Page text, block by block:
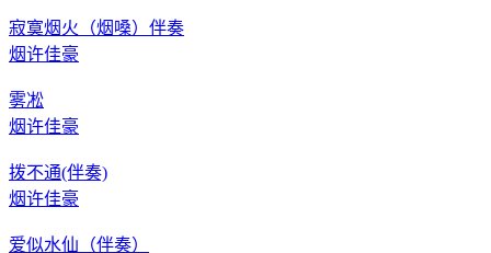
寂寞烟火（烟嗓）伴奏
烟许佳豪
雾凇
烟许佳豪
拨不通(伴奏)
烟许佳豪
爱似水仙（伴奏）